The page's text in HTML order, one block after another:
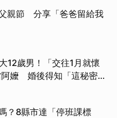
親節 分享「爸爸留給我
12歲男！「交往1月就懷
嬤 婚後得知「這秘密」
？8縣市達「停班課標